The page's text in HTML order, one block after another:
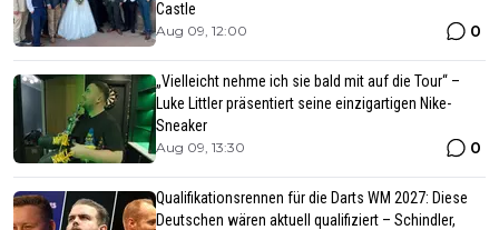
Castle
Aug 09, 12:00 0
„Vielleicht nehme ich sie bald mit auf die Tour“ –
Luke Littler präsentiert seine einzigartigen Nike-
Sneaker
Aug 09, 13:30 0
Qualifikationsrennen für die Darts WM 2027: Diese
Deutschen wären aktuell qualifiziert – Schindler,